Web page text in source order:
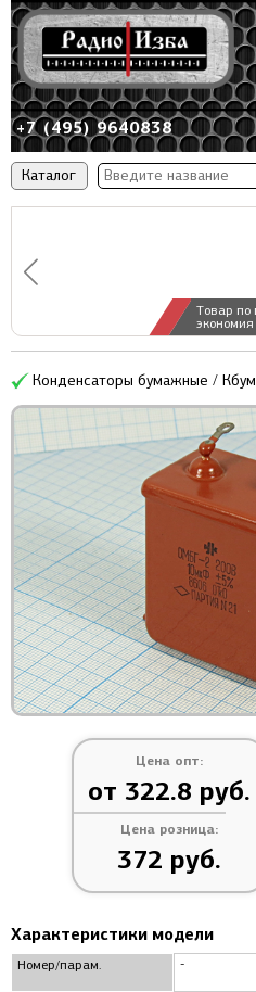
Каталог
Товар по
+7 (495) 9640838
Конденсаторы бумажные /
Цена опт:
от 322.8 руб.
Цена розница:
372 руб.
Характеристики модели
Номер/парам. -